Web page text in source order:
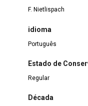
F. Nietlispach
idioma
Português
Estado de
Regular
Década